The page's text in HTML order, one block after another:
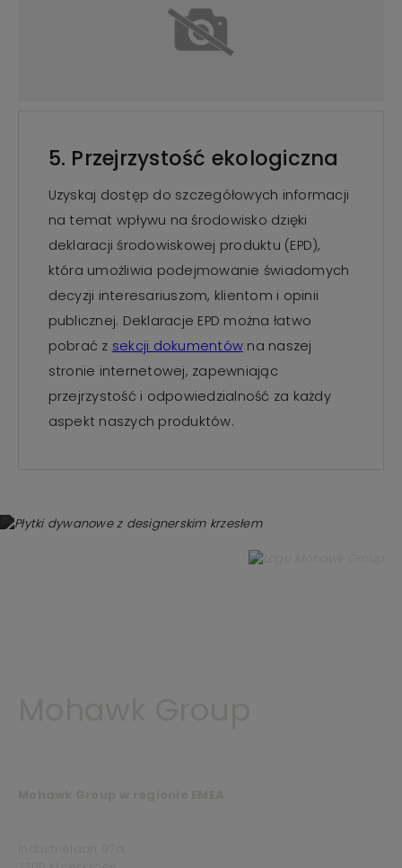
5. Przejrzystość ekologiczna
Uzyskaj dostęp do szczegółowych informacji
na temat wpływu na środowisko dzięki
deklaracji środowiskowej produktu (EPD),
która umożliwia podejmowanie świadomych
decyzji interesariuszom, klientom i opinii
publicznej. Deklaracje EPD można łatwo
pobrać z sekcji dokumentów na naszej
stronie internetowej, zapewniając
przejrzystość i odpowiedzialność za każdy
aspekt naszych produktów.